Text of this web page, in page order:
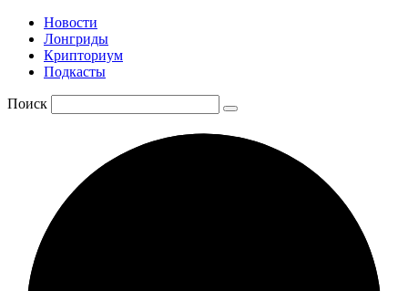
Новости
Лонгриды
Крипториум
Подкасты
Поиск